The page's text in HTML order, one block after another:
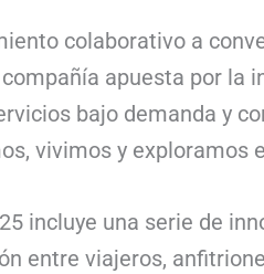
colaborativo a
apuesta por la
bajo demanda y
vivimos y exploramos
incluye una serie de
entre viajeros,